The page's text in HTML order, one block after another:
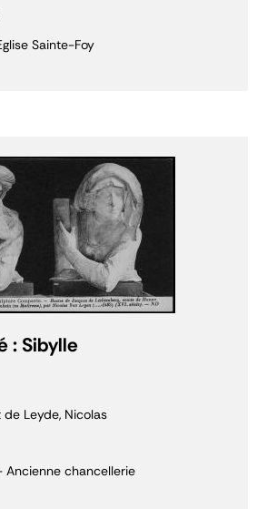
Sainte-Foy
: Sibylle
Leyde, Nicolas
Ancienne chancellerie